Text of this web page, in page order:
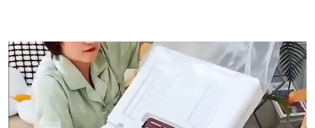
نمایشگر
ویدیو